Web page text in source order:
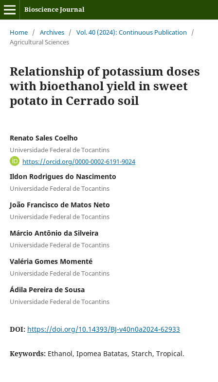
Bioscience Journal
Home / Archives / Vol. 40 (2024): Continuous Publication
/
Agricultural Sciences
Relationship of potassium doses
with bioethanol yield in sweet
potato in Cerrado soil
Renato Sales Coelho
Universidade Federal de Tocantins
https://orcid.org/0000-0002-6191-9024
Ildon Rodrigues do Nascimento
Universidade Federal de Tocantins
João Francisco de Matos Neto
Universidade Federal de Tocantins
Márcio Antônio da Silveira
Universidade Federal de Tocantins
Valéria Gomes Momenté
Universidade Federal de Tocantins
Ádila Pereira de Sousa
Universidade Federal de Tocantins
DOI: https://doi.org/10.14393/BJ-v40n0a2024-62933
Keywords: Ethanol, Ipomea Batatas, Starch, Tropical.